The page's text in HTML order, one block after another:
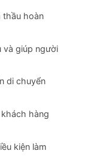
thầu hoàn
và giúp người
di chuyển
hàng
kiện làm